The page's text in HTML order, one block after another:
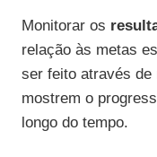
Monitorar os
relação às metas
ser feito através de
mostrem o
longo do tempo.